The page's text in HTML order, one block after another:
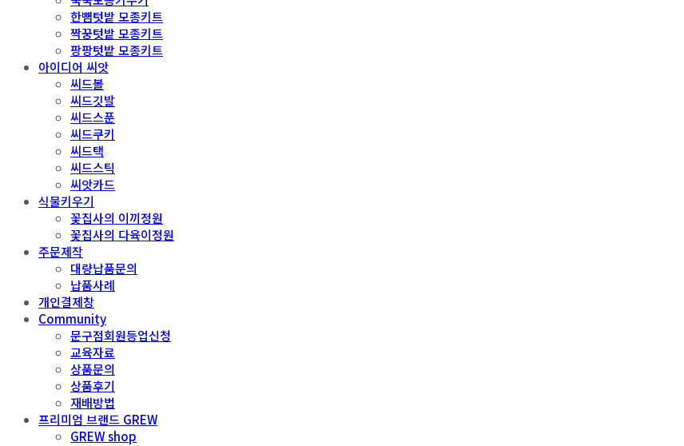
한뼘텃밭 모종키트
짝꿍텃밭 모종키트
팡팡텃밭 모종키트
아이디어 씨앗
씨드볼
씨드깃발
씨드스푼
씨드쿠키
씨드택
씨드스틱
씨앗카드
식물키우기
꽃집사의 이끼정원
꽃집사의 다육이정원
주문제작
대량납품문의
납품사례
개인결제창
Community
문구점회원등업신청
교육자료
상품문의
상품후기
재배방법
프리미엄 브랜드 GREW
GREW shop